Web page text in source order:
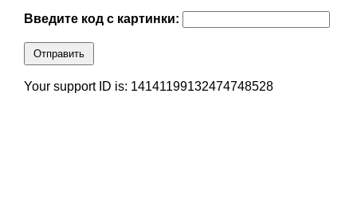
Введите код с картинки:
Отправить
Your support ID is: 14141199132474748528